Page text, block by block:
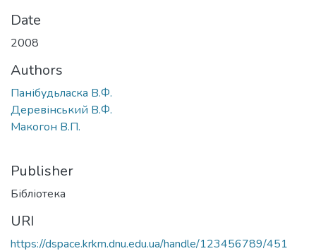
Date
2008
Authors
Панібудьласка В.Ф.
Деревінський В.Ф.
Макогон В.П.
Publisher
Бібліотека
URI
https://dspace.krkm.dnu.edu.ua/handle/123456789/451